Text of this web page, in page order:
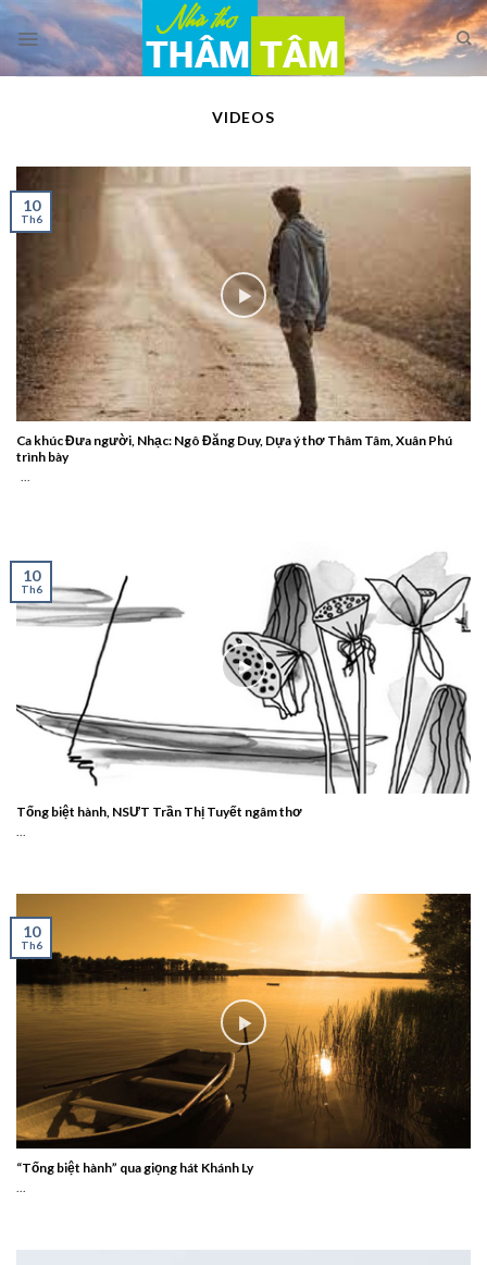
Skip
content
VIDEOS
Ca khúc Đưa người, Nhạc: Ngô Đăng Duy, Dựa ý thơ Thâm Tâm, Xuân Phú
trình bày
10
Th6
Tống biệt hành, NSƯT Trần Thị Tuyết ngâm thơ
...
10
Th6
“Tống biệt hành” qua giọng hát Khánh Ly
...
10
Th6